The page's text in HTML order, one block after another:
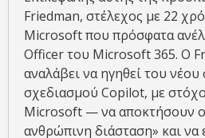
Friedman, στέλεχος με 22
Microsoft που πρόσφατα
Officer του Microsoft 365. Ο
αναλάβει να ηγηθεί του
σχεδιασμού Copilot, με
Microsoft — να αποκτήσουν
ανθρώπινη διάσταση» και να